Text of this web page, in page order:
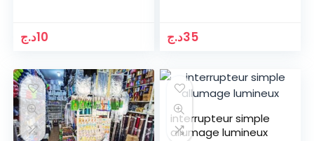
10د.ج 35د.ج
interrupteur simple
allumage lumineux